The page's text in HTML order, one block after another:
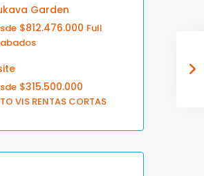
Garden
$812.476.000 Full
$315.500.000
VIS RENTAS CORTAS